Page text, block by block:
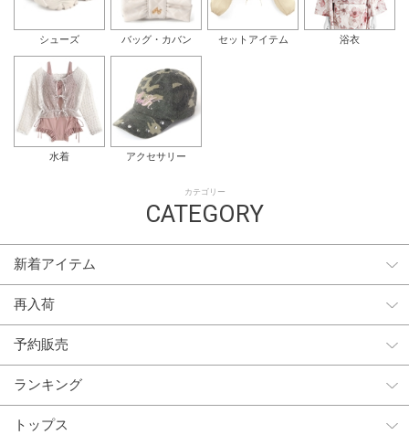
シューズ バッグ・カバン セットアイテム 浴衣
水着 アクセサリー
カテゴリー
CATEGORY
新着アイテム
再入荷
予約販売
ランキング
トップス